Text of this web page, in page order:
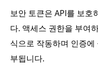
보안 토큰은 API를 보호
다. 액세스 권한을 부여
식으로 작동하며 인증
부됩니다.